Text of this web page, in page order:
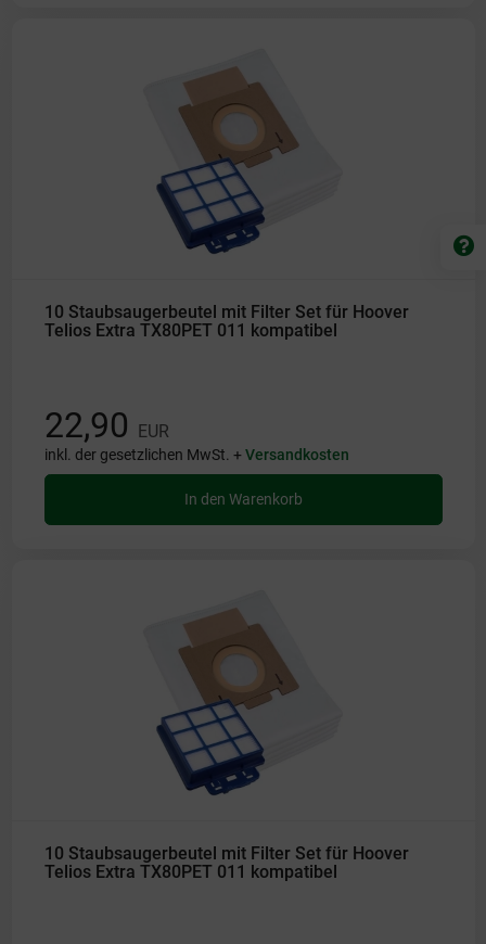
10 Staubsaugerbeutel mit Filter Set für Hoover
Telios Extra TX80PET 011 kompatibel
22,90 EUR
inkl. der gesetzlichen MwSt. +Versandkosten
In den Warenkorb
10 Staubsaugerbeutel mit Filter Set für Hoover
Telios Extra TX80PET 011 kompatibel